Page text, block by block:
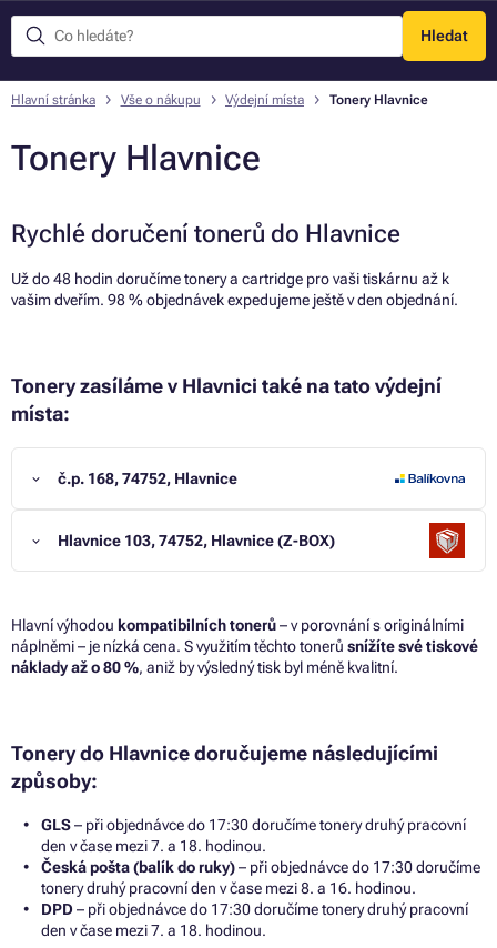
Hledat
Menu
Hlavní stránka Vše o nákupu Výdejní místa Tonery Hlavnice
Tonery Hlavnice
Rychlé doručení tonerů do Hlavnice
Už do 48 hodin doručíme tonery a cartridge pro vaši tiskárnu až k
vašim dveřím. 98 % objednávek expedujeme ještě v den objednání.
Tonery zasíláme v Hlavnici také na tato výdejní
místa:
č.p. 168, 74752, Hlavnice
Hlavnice 103, 74752, Hlavnice (Z-BOX)
Hlavní výhodou kompatibilních tonerů– v porovnání s originálními
náplněmi – je nízká cena. S využitím těchto tonerů snížíte své tiskové
náklady až o 80 %, aniž by výsledný tisk byl méně kvalitní.
Tonery do Hlavnice doručujeme následujícími
způsoby:
GLS– při objednávce do 17:30 doručíme tonery druhý pracovní
den v čase mezi 7. a 18. hodinou.
Česká pošta (balík do ruky)– při objednávce do 17:30 doručíme
tonery druhý pracovní den v čase mezi 8. a 16. hodinou.
DPD – při objednávce do 17:30 doručíme tonery druhý pracovní
den v čase mezi 7. a 18. hodinou.